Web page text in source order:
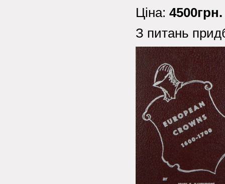
Ціна: 4500грн.
З питань